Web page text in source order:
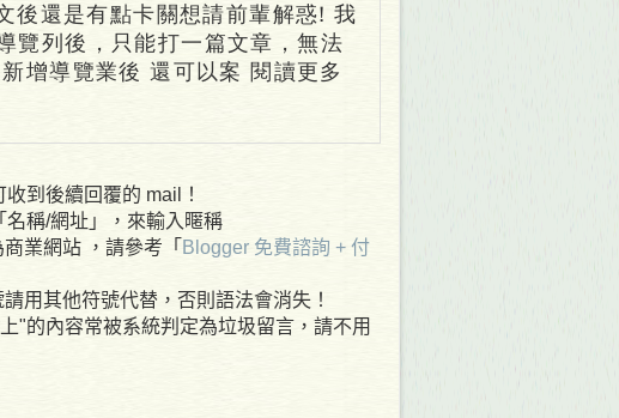
後還是有點卡關想請前輩解惑! 我
覽列後，只能打一篇文章，無法
增導覽業後 還可以案 閱讀更多
到後續回覆的 mail！
稱/網址」，來輸入暱稱
業網站 ，請參考「 Blogger 免費諮詢 + 付
用其他符號代替，否則語法會消失！
"的內容常被系統判定為垃圾留言，請不用